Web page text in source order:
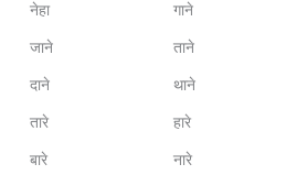
नेहा गाने
जाने ताने
दाने थाने
तारे हारे
बारे नारे